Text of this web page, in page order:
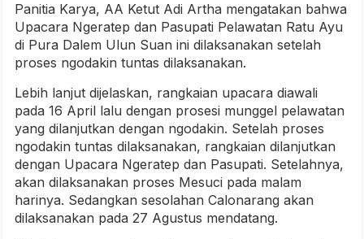
Panitia Karya, AA Ketut Adi Artha mengatakan bahwa
Upacara Ngeratep dan Pasupati Pelawatan Ratu Ayu
di Pura Dalem Ulun Suan ini dilaksanakan setelah
proses ngodakin tuntas dilaksanakan.
Lebih lanjut dijelaskan, rangkaian upacara diawali
pada 16 April lalu dengan prosesi munggel pelawatan
yang dilanjutkan dengan ngodakin. Setelah proses
ngodakin tuntas dilaksanakan, rangkaian dilanjutkan
dengan Upacara Ngeratep dan Pasupati. Setelahnya,
akan dilaksanakan proses Mesuci pada malam
harinya. Sedangkan sesolahan Calonarang akan
dilaksanakan pada 27 Agustus mendatang.